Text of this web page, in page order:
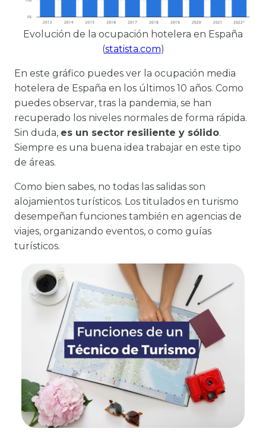
Evolución de la ocupación hotelera en España
(statista.com)
En este gráfico puedes ver la ocupación media
hotelera de España en los últimos 10 años. Como
puedes observar, tras la pandemia, se han
recuperado los niveles normales de forma rápida.
Sin duda, es un sector resiliente y sólido.
Siempre es una buena idea trabajar en este tipo
de áreas.
Como bien sabes, no todas las salidas son
alojamientos turísticos. Los titulados en turismo
desempeñan funciones también en agencias de
viajes, organizando eventos, o como guías
turísticos.